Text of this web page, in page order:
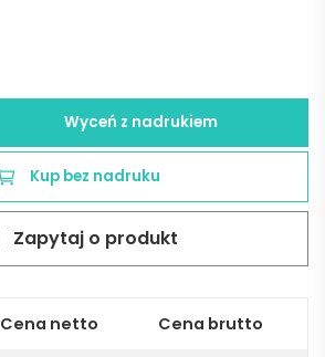
Wyceń z nadrukiem
Kup bez nadruku
Zapytaj o produkt
Cena netto Cena brutto